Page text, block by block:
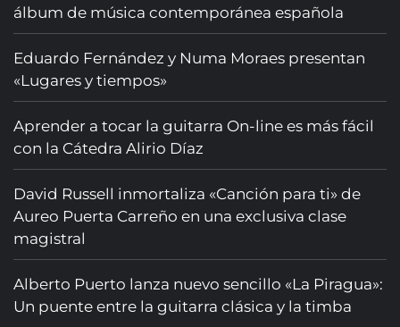
álbum de música contemporánea española
Eduardo Fernández y Numa Moraes presentan
«Lugares y tiempos»
Aprender a tocar la guitarra On-line es más fácil
con la Cátedra Alirio Díaz
David Russell inmortaliza «Canción para ti» de
Aureo Puerta Carreño en una exclusiva clase
magistral
Alberto Puerto lanza nuevo sencillo «La Piragua»:
Un puente entre la guitarra clásica y la timba